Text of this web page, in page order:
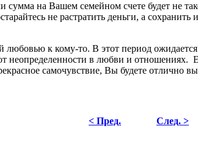
на Вашем семейном счете будет не
не растратить деньги, а сохранить
любовью к кому-то. В этот период
неопределенности в любви и
самочувствие, Вы будете отлично
< Пред.
След. >